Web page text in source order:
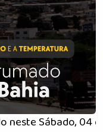
neste Sábado, 04